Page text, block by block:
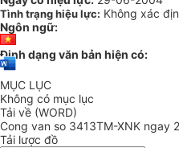
Tình trạng hiệu lực: Không xác
Ngôn ngữ:
Định dạng văn bản hiện có:
MỤC LỤC
Không có mục lục
Tải về (WORD)
Cong van so 3413TM-XNK
Tải lược đồ